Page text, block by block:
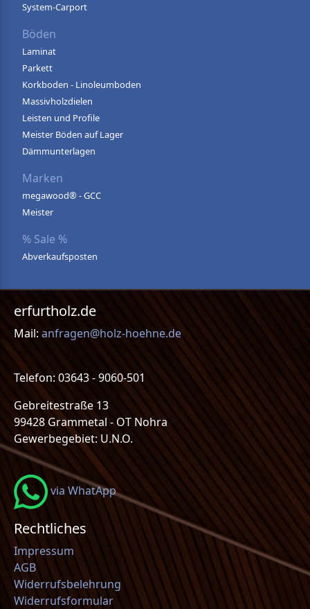
System-Carport
Böden
Laminat
Parkett
Korkboden - Linoleumboden
Massivholzdielen
Leisten und Profile
Meister Böden auf Lager
Dämmunterlagen
Marken
megawood® - GCC
Meister
% Sale %
Abverkaufsposten
erfurtholz.de
Mail: anfragen@holz-hoehne.de
Telefon: 03643 - 9060-501
Gebreitestraße 13
99428 Grammetal - OT Nohra
Gewerbegebiet: U.N.O.
via WhatApp
Rechtliches
Impressum
AGB
Widerrufsbelehrung
Widerrufsformular